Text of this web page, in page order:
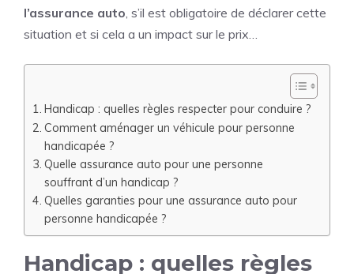
l’assurance auto, s’il est obligatoire de déclarer cette
situation et si cela a un impact sur le prix…
Handicap : quelles règles respecter pour conduire ?
Comment aménager un véhicule pour personne
handicapée ?
Quelle assurance auto pour une personne
souffrant d’un handicap ?
Quelles garanties pour une assurance auto pour
personne handicapée ?
Handicap : quelles règles